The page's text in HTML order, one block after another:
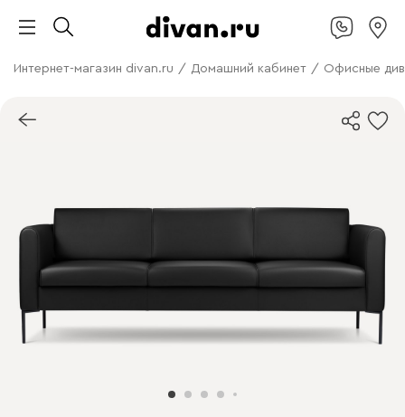
Интернет-магазин divan.ru / Домашний кабинет / Офисные